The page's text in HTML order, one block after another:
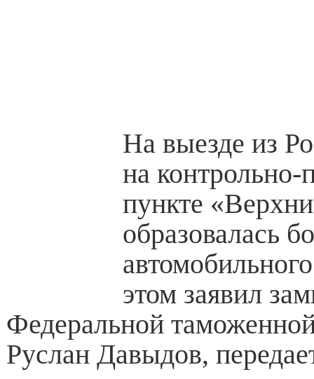
На выезде из
на
пункте
образовалась
этом заявил
Федеральной
Руслан Давыдов,